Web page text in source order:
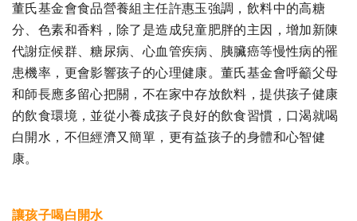
董氏基金會食品營養組主任許惠玉強調，飲料中的高糖
分、色素和香料，除了是造成兒童肥胖的主因，增加新陳
代謝症候群、糖尿病、心血管疾病、胰臟癌等慢性病的罹
患機率，更會影響孩子的心理健康。董氏基金會呼籲父母
和師長應多留心把關，不在家中存放飲料，提供孩子健康
的飲食環境，並從小養成孩子良好的飲食習慣，口渴就喝
白開水，不但經濟又簡單，更有益孩子的身體和心智健
康。
讓孩子喝白開水